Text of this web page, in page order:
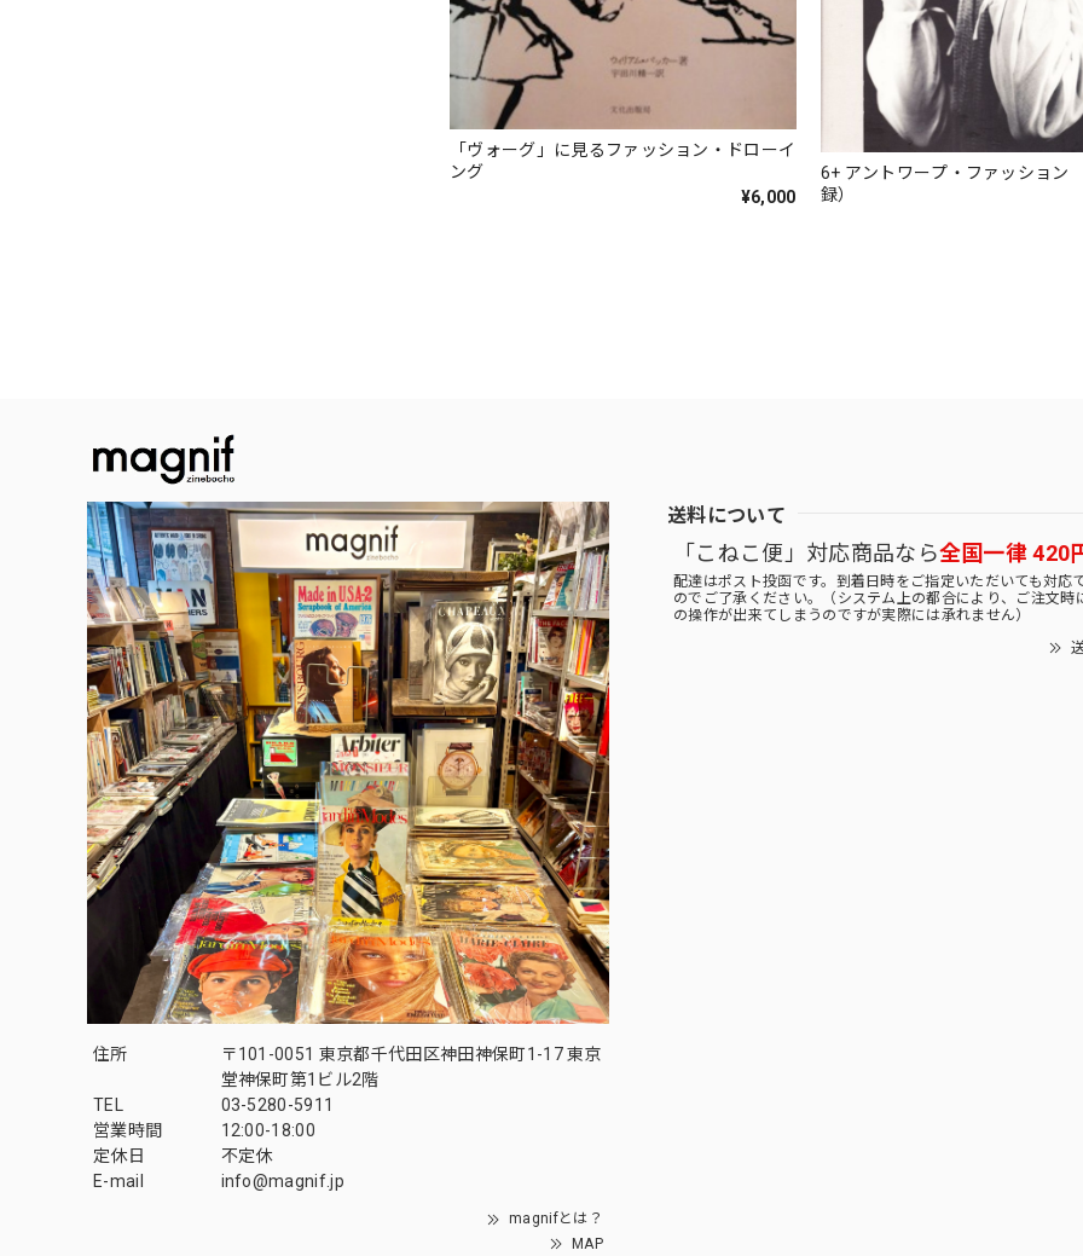
「ヴォーグ」に見るファッション・ドローイ
ング
¥6,000
6+ アントワープ・ファッション
録）
住所
〒101-0051 東京都千代田区神田神保町1-17 東京
堂神保町第1ビル2階
TEL
03-5280-5911
営業時間
12:00-18:00
定休日
不定休
E-mail
info@magnif.jp
magnifとは？
MAP
送料について
「こねこ便」対応商品なら全国一律 420
配達はポスト投函です。到着日時をご指定いただいても対応
のでご了承ください。（システム上の都合により、ご注文時
の操作が出来てしまうのですが実際には承れません）